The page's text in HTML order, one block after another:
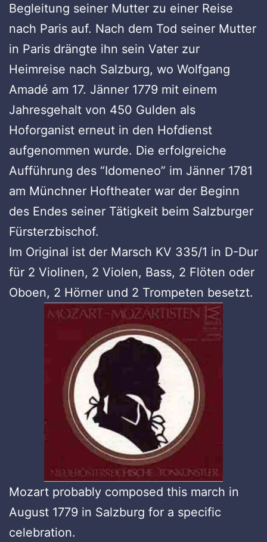
Begleitung seiner Mutter zu einer Reise
nach Paris auf. Nach dem Tod seiner Mutter
in Paris drängte ihn sein Vater zur
Heimreise nach Salzburg, wo Wolfgang
Amadé am 17. Jänner 1779 mit einem
Jahresgehalt von 450 Gulden als
Hoforganist erneut in den Hofdienst
aufgenommen wurde. Die erfolgreiche
Aufführung des “Idomeneo” im Jänner 1781
am Münchner Hoftheater war der Beginn
des Endes seiner Tätigkeit beim Salzburger
Fürsterzbischof.
Im Original ist der Marsch KV 335/1 in D-Dur
für 2 Violinen, 2 Violen, Bass, 2 Flöten oder
Oboen, 2 Hörner und 2 Trompeten besetzt.
Mozart probably composed this march in
August 1779 in Salzburg for a specific
celebration.